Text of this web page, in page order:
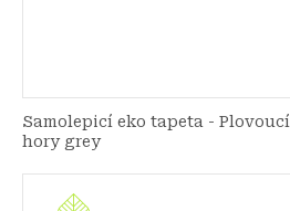
Samolepicí eko tapeta - Plovoucí
hory grey